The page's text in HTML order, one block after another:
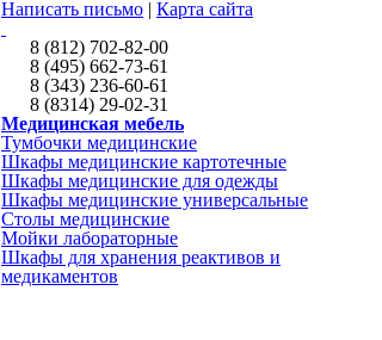
Написать письмо | Карта сайта
8 (812) 702-82-00
8 (495) 662-73-61
8 (343) 236-60-61
8 (8314) 29-02-31
Медицинская мебель
Тумбочки медицинские
Шкафы медицинские картотечные
Шкафы медицинские для одежды
Шкафы медицинские универсальные
Столы медицинские
Мойки лабораторные
Шкафы для хранения реактивов и
медикаментов